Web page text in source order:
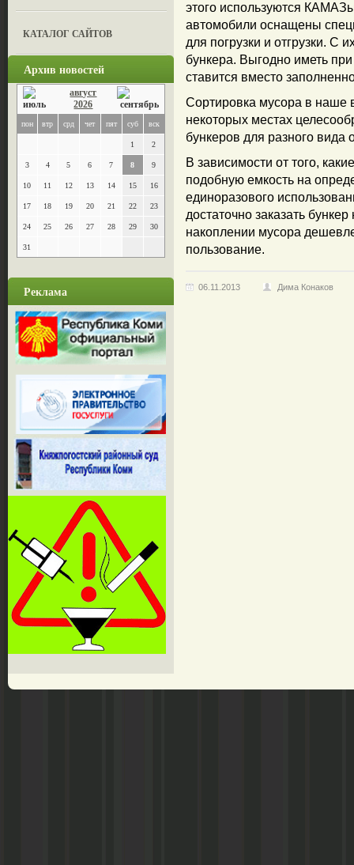
КАТАЛОГ САЙТОВ
Архив новостей
август
2026
пон втр срд чет пят суб вск
1 2
3 4 5 6 7 8 9
10 11 12 13 14 15 16
17 18 19 20 21 22 23
24 25 26 27 28 29 30
31
Реклама
этого используются
автомобили оснащены
для погрузки и отгрузки. С
бункера. Выгодно иметь
ставится вместо
Сортировка мусора в наше
некоторых местах
бункеров для разного вида
В зависимости от того,
подобную емкость на
единоразового
достаточно заказать
накоплении мусора
пользование.
06.11.2013 Дима Конаков